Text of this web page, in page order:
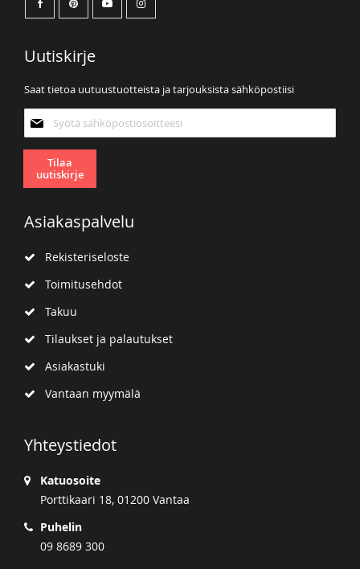
Uutiskirje
Saat tietoa uutuustuotteista ja tarjouksista sähköpostiisi
uutiskirjeemme:
Tilaa
uutiskirje
Asiakaspalvelu
Rekisteriseloste
Toimitusehdot
Takuu
Tilaukset ja palautukset
Asiakastuki
Vantaan myymälä
Yhteystiedot
Katuosoite
Porttikaari 18, 01200 Vantaa
Puhelin
09 8689 300